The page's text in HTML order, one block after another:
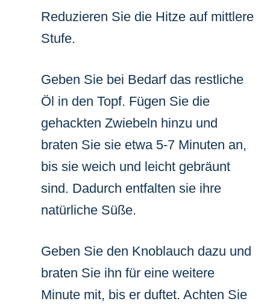
Reduzieren Sie die Hitze auf mittlere
Stufe.
Geben Sie bei Bedarf das restliche
Öl in den Topf. Fügen Sie die
gehackten Zwiebeln hinzu und
braten Sie sie etwa 5-7 Minuten an,
bis sie weich und leicht gebräunt
sind. Dadurch entfalten sie ihre
natürliche Süße.
Geben Sie den Knoblauch dazu und
braten Sie ihn für eine weitere
Minute mit, bis er duftet. Achten Sie